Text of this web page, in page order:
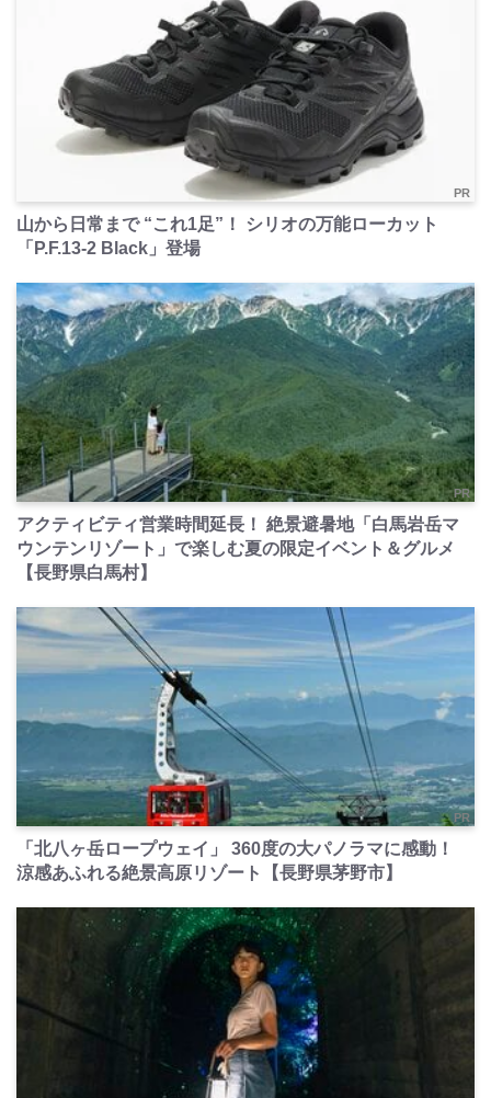
PR
山から日常まで “これ1足”！ シリオの万能ローカット
「P.F.13-2 Black」登場
PR
アクティビティ営業時間延長！ 絶景避暑地「白馬岩岳マ
ウンテンリゾート」で楽しむ夏の限定イベント＆グルメ
【長野県白馬村】
PR
「北八ヶ岳ロープウェイ」 360度の大パノラマに感動！
涼感あふれる絶景高原リゾート【長野県茅野市】